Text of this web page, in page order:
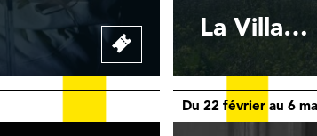
La Villa…
Du 22 février au 6